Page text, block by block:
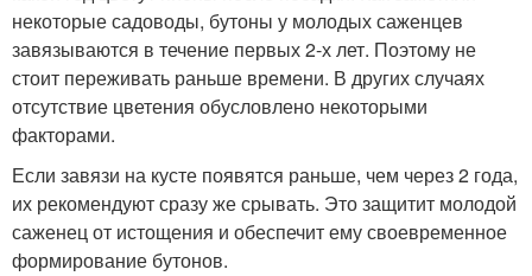
некоторые садоводы, бутоны у молодых саженцев
завязываются в течение первых 2-х лет. Поэтому не
стоит переживать раньше времени. В других случаях
отсутствие цветения обусловлено некоторыми
факторами.
Если завязи на кусте появятся раньше, чем через 2 года,
их рекомендуют сразу же срывать. Это защитит молодой
саженец от истощения и обеспечит ему своевременное
формирование бутонов.